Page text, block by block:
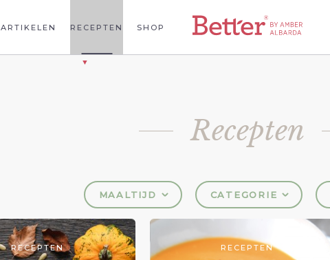
ARTIKELEN RECEPTEN SHOP
Recepten
MAALTIJD CATEGORIE
RECEPTEN RECEPTEN